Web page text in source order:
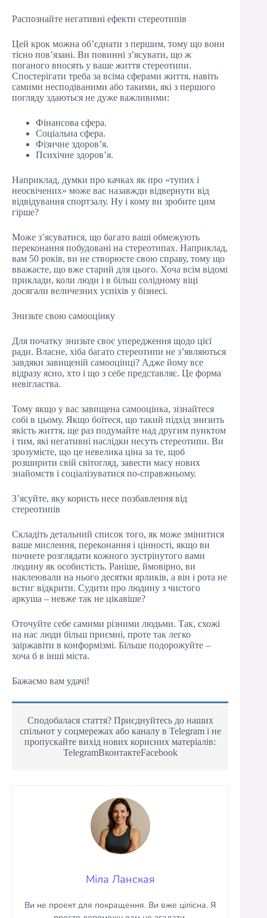
Распознайте негативні ефекти стереотипів
Цей крок можна об’єднати з першим, тому що вони
тісно пов’язані. Ви повинні з’ясувати, що ж
поганого вносять у ваше життя стереотипи.
Спостерігати треба за всіма сферами життя, навіть
самими несподіваними або такими, які з першого
погляду здаються не дуже важливими:
Фінансова сфера.
Соціальна сфера.
Фізичне здоров’я.
Психічне здоров’я.
Наприклад, думки про качках як про «тупих і
неосвічених» може вас назавжди відвернути від
відвідування спортзалу. Ну і кому ви зробите цим
гірше?
Може з’ясуватися, що багато ваші обмежують
переконання побудовані на стереотипах. Наприклад,
вам 50 років, ви не створюєте свою справу, тому що
вважаєте, що вже старий для цього. Хоча всім відомі
приклади, коли люди і в більш солідному віці
досягали величезних успіхів у бізнесі.
Знизьте свою самооцінку
Для початку знизьте своє упередження щодо цієї
ради. Власне, хіба багато стереотипи не з’являються
завдяки завищеній самооцінці? Адже йому все
відразу ясно, хто і що з себе представляє. Це форма
невігластва.
Тому якщо у вас завищена самооцінка, зізнайтеся
собі в цьому. Якщо боїтеся, що такий підхід знизить
якість життя, ще раз подумайте над другим пунктом
і тим, які негативні наслідки несуть стереотипи. Ви
зрозумієте, що це невелика ціна за те, щоб
розширити свій світогляд, завести масу нових
знайомств і соціалізуватися по-справжньому.
З’ясуйте, яку користь несе позбавлення від
стереотипів
Складіть детальний список того, як може змінитися
ваше мислення, переконання і цінності, якщо ви
почнете розглядати кожного зустрінутого вами
людину як особистість. Раніше, ймовірно, ви
наклеювали на нього десятки ярликів, а він і рота не
встиг відкрити. Судити про людину з чистого
аркуша – невже так не цікавіше?
Оточуйте себе самими різними людьми. Так, схожі
на нас люди більш приємні, проте так легко
заіржавіти в конформізмі. Більше подорожуйте –
хоча б в інші міста.
Бажаємо вам удачі!
Сподобалася стаття? Приєднуйтесь до наших
спільнот у соцмережах або каналу в Telegram і не
пропускайте вихід нових корисних матеріалів:
TelegramВконтактеFacebook
Міла Ланская
Ви не проект для покращення. Ви вже цілісна. Я